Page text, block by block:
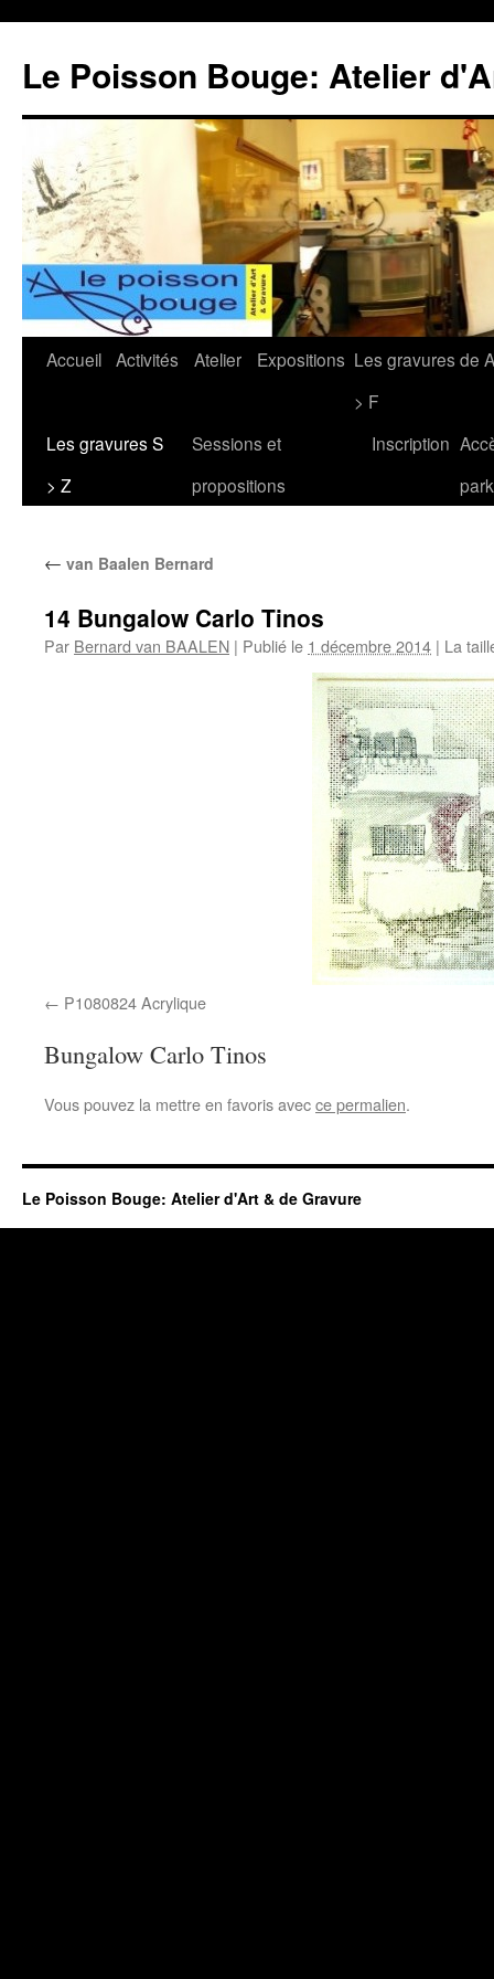
Le Poisson Bouge: Atelier
Aller
contenu
Accueil Activités Atelier Expositions Les gravures de A
> F
Les gravures S
> Z
Sessions et
propositions
Inscription
← van Baalen Bernard
14 Bungalow Carlo Tinos
Par Bernard van BAALEN | Publié le 1 décembre 2014 | La
P1080824 Acrylique
Bungalow Carlo Tinos
Vous pouvez la mettre en favoris avecce permalien.
Le Poisson Bouge: Atelier d'Art & de Gravure